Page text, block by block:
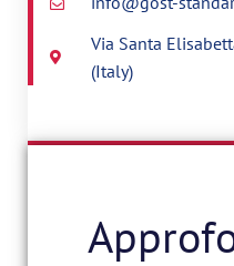
Via Santa
(Italy)